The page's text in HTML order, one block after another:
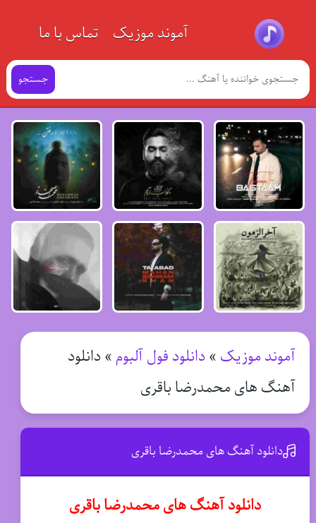
آموند موزیک تماس با ما
جستجو
آموند موزیک »دانلود فول آلبوم »دانلود
آهنگ های محمدرضا باقری
دانلود آهنگ های محمدرضا باقری
دانلود آهنگ های محمدرضا باقری